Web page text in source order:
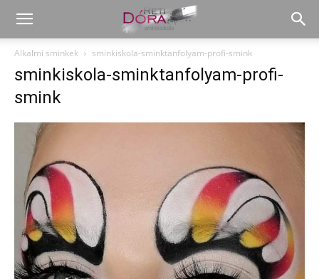
Alkalmi sminkek sminkiskola-sminktanfolyam-profi-smink
sminkiskola-sminktanfolyam-profi-
smink